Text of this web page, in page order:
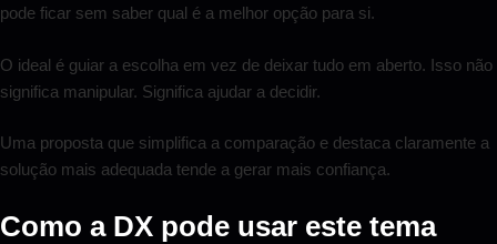
pode ficar sem saber qual é a melhor opção para si.
O ideal é guiar a escolha em vez de deixar tudo em aberto. Isso não
significa manipular. Significa ajudar a decidir.
Uma proposta que simplifica a comparação e destaca claramente a
solução mais adequada tende a gerar mais confiança.
Como a DX pode usar este tema